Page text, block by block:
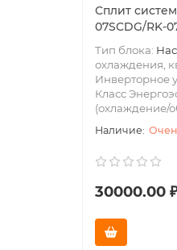
Сплит
07SCDG/RK-
Тип блока:
охлаждения,
Инверторное
Класс
(охлаждение/
30000.00